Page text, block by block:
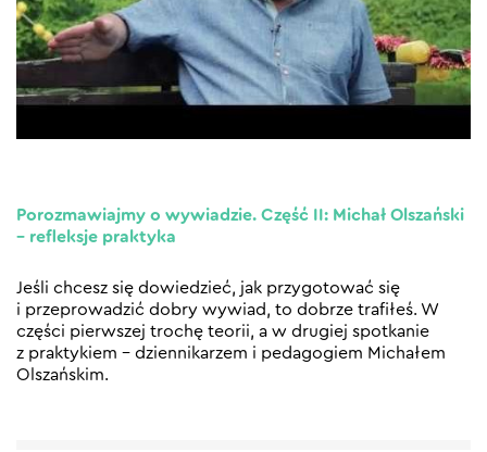
Porozmawiajmy o wywiadzie. Część II: Michał Olszański
– refleksje praktyka
Jeśli chcesz się dowiedzieć, jak przygotować się
i przeprowadzić dobry wywiad, to dobrze trafiłeś. W
części pierwszej trochę teorii, a w drugiej spotkanie
z praktykiem – dziennikarzem i pedagogiem Michałem
Olszańskim.